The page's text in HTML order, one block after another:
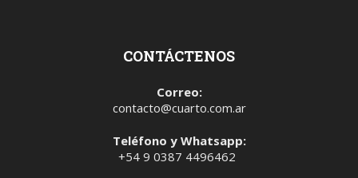
CONTÁCTENOS
Correo:
contacto@cuarto.com.ar
Teléfono y Whatsapp:
+54 9 0387 4496462